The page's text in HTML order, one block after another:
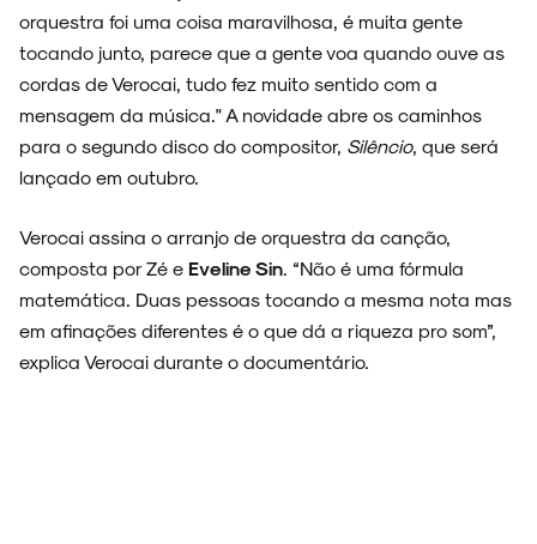
orquestra foi uma coisa maravilhosa, é muita gente
tocando junto, parece que a gente voa quando ouve as
cordas de Verocai, tudo fez muito sentido com a
mensagem da música." A novidade abre os caminhos
para o segundo disco do compositor, Silêncio, que será
lançado em outubro.
Verocai assina o arranjo de orquestra da canção,
composta por Zé e Eveline Sin . “Não é uma fórmula
matemática. Duas pessoas tocando a mesma nota mas
em afinações diferentes é o que dá a riqueza pro som”,
explica Verocai durante o documentário.